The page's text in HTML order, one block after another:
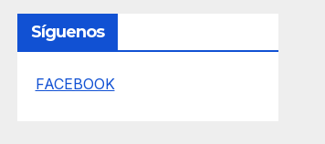
Síguenos
FACEBOOK